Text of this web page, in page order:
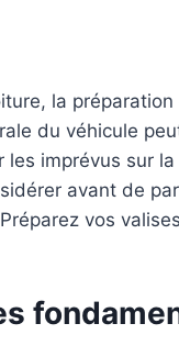
la
du véhicule
imprévus sur
avant de
vos